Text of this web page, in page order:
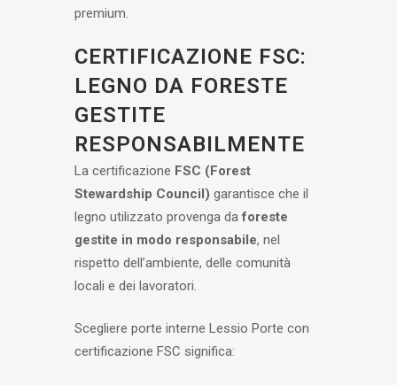
premium.
CERTIFICAZIONE FSC:
LEGNO DA FORESTE
GESTITE
RESPONSABILMENTE
La certificazione FSC (Forest
Stewardship Council) garantisce che il
legno utilizzato provenga daforeste
gestite in modo responsabile, nel
rispetto dell’ambiente, delle comunità
locali e dei lavoratori.
Scegliere porte interne Lessio Porte con
certificazione FSC significa: